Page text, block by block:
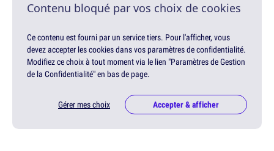
Contenu bloqué par vos choix de cookies
Ce contenu est fourni par un service tiers. Pour l'afficher, vous
devez accepter les cookies dans vos paramètres de confidentialité.
Modifiez ce choix à tout moment via le lien "Paramètres de Gestion
de la Confidentialité" en bas de page.
Gérer mes choix Accepter & afficher